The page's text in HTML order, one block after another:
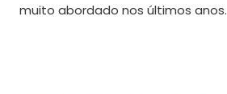
muito abordado nos últimos anos.